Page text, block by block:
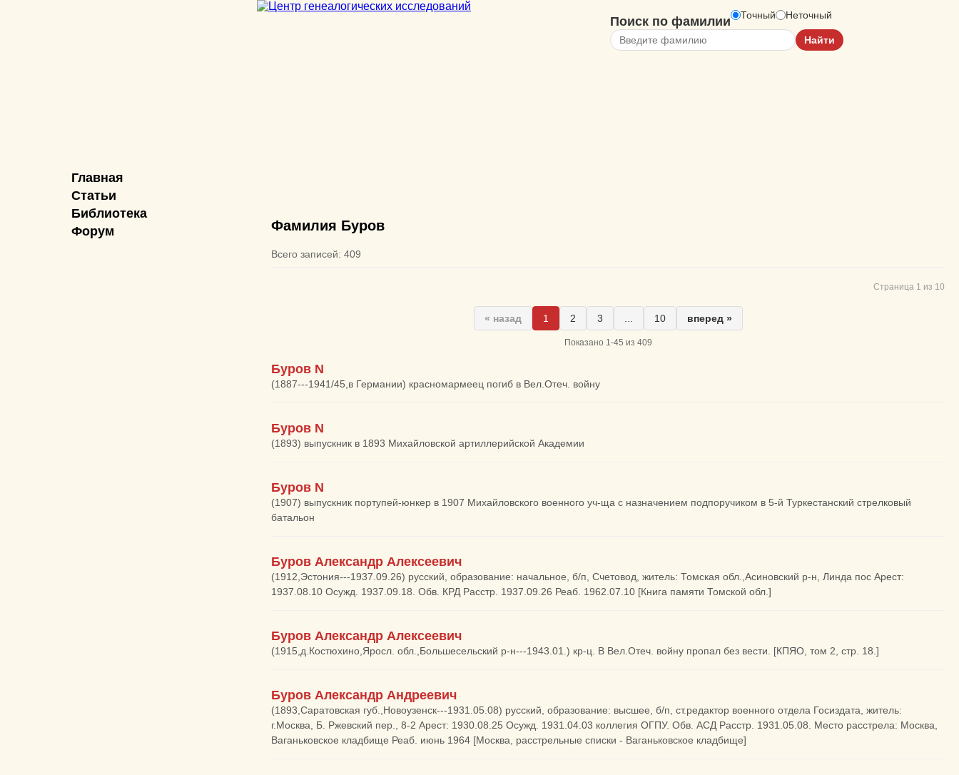
Главная
Статьи
Библиотека
Форум
Поиск по фамилии Точный Неточный
Фамилия Буров
Всего записей: 409
Страница 1 из 10
« назад 1 2 3 10 вперед »
Показано 1-45 из 409
Буров N
(1887---1941/45,в Германии) красномармеец погиб в Вел.Отеч. войну
Буров N
(1893) выпускник в 1893 Михайловской артиллерийской Академии
Буров N
(1907) выпускник портупей-юнкер в 1907 Михайловского военного уч-ща с назначением подпоручиком в 5-й Туркестанский стрелковый
батальон
Буров Александр Алексеевич
(1912,Эстония---1937.09.26) русский, образование: начальное, б/п, Счетовод, житель: Томская обл.,Асиновский р-н, Линда пос Арест:
1937.08.10 Осужд. 1937.09.18. Обв. КРД Расстр. 1937.09.26 Реаб. 1962.07.10 [Книга памяти Томской обл.]
Буров Александр Алексеевич
(1915,д.Костюхино,Яросл. обл.,Большесельский р-н---1943.01.) кр-ц. В Вел.Отеч. войну пропал без вести. [КПЯО, том 2, стр. 18.]
Буров Александр Андреевич
(1893,Саратовская губ.,Новоузенск---1931.05.08) русский, образование: высшее, б/п, ст.редактор военного отдела Госиздата, житель:
г.Москва, Б. Ржевский пер., 8-2 Арест: 1930.08.25 Осужд. 1931.04.03 коллегия ОГПУ. Обв. АСД Расстр. 1931.05.08. Место расстрела: Москва,
Ваганьковское кладбище Реаб. июнь 1964 [Москва, расстрельные списки - Ваганьковское кладбище]